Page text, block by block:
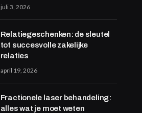
juli 3, 2026
Relatiegeschenken: de sleutel
tot succesvolle zakelijke
relaties
april 19, 2026
Fractionele laser behandeling:
alles wat je moet weten